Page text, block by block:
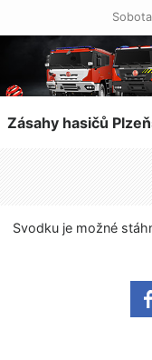
Zásahy hasičů
Svodku je možné